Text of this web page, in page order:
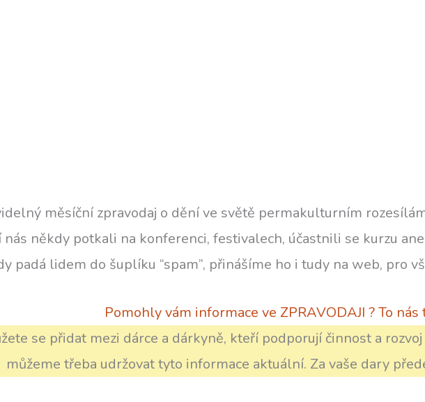
měsíční zpravodaj o dění ve světě permakulturním
nás někdy potkali na konferenci, festivalech, účastnili se kurzu
padá lidem do šuplíku “spam”, přinášíme ho i tudy na web, pro
Pomohly vám informace ve ZPRAVODAJI ? To nás
se přidat mezi dárce a dárkyně, kteří podporují činnost a
můžeme třeba udržovat tyto informace aktuální. Za vaše dary